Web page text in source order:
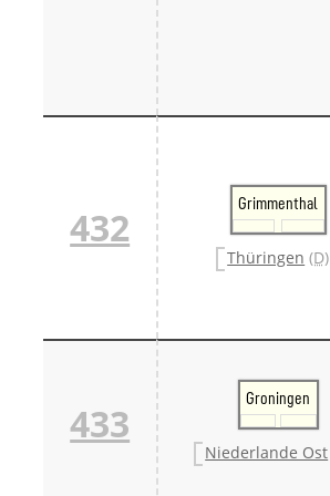
432
Grimmenthal
Thüringen (D)
433
Groningen
Niederlande Ost